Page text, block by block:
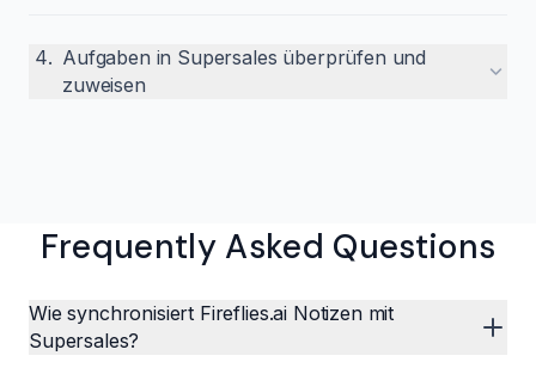
4. Aufgaben in Supersales überprüfen und
zuweisen
Frequently Asked Questions
Wie synchronisiert Fireflies.ai Notizen mit
Supersales?